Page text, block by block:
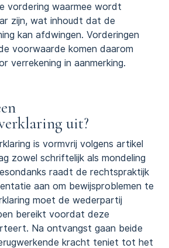
vordering waarmee wordt
zijn, wat inhoudt dat de
kan afdwingen. Vorderingen
voorwaarde komen daarom
verrekening in aanmerking.
uit?
is vormvrij volgens artikel
zowel schriftelijk als mondeling
raadt de rechtspraktijk
aan om bewijsproblemen te
moet de wederpartij
bereikt voordat deze
Na ontvangst gaan beide
kracht teniet tot het